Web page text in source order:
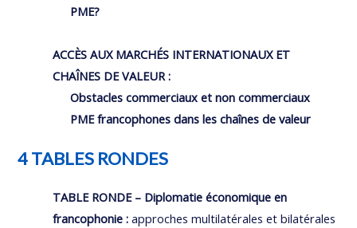
PME?
ACCÈS AUX MARCHÉS INTERNATIONAUX ET
CHAÎNES DE VALEUR :
Obstacles commerciaux et non commerciaux
PME francophones dans les chaînes de valeur
4 TABLES RONDES
TABLE RONDE – Diplomatie économique en
francophonie : approches multilatérales et bilatérales